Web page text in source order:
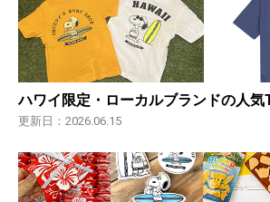
ハワイ限定・ローカルブランドの人
更新日：2026.06.15